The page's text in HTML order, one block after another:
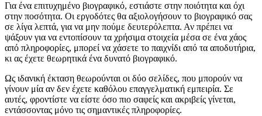
Για ένα επιτυχημένο βιογραφικό, εστιάστε στην ποιότητα και όχι
στην ποσότητα. Οι εργοδότες θα αξιολογήσουν το βιογραφικό σας
σε λίγα λεπτά, για να μην πούμε δευτερόλεπτα. Αν πρέπει να
ψάξουν για να εντοπίσουν τα χρήσιμα στοιχεία μέσα σε ένα χάος
από πληροφορίες, μπορεί να χάσετε το παιχνίδι από τα αποδυτήρια,
κι ας έχετε θεωρητικά ένα δυνατό βιογραφικό.
Ως ιδανική έκταση θεωρούνται οι δύο σελίδες, που μπορούν να
γίνουν μία αν δεν έχετε καθόλου επαγγελματική εμπειρία. Σε
αυτές, φροντίστε να είστε όσο πιο σαφείς και ακριβείς γίνεται,
εντάσσοντας μόνο τις σημαντικές πληροφορίες.